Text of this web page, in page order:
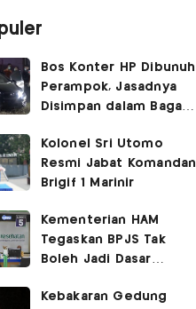
Bos Konter HP Dibunuh
Perampok, Jasadnya
Disimpan dalam Bagasi
Kolonel Sri Utomo
Resmi Jabat Komandan
Brigif 1 Marinir
Kementerian HAM
Tegaskan BPJS Tak
Boleh Jadi Dasar
Layanan Kesehatan
Kebakaran Gedung